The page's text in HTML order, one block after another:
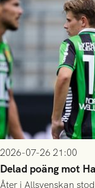
2026-07-26 21:00
Delad poäng mot
Åter i Allsvenskan